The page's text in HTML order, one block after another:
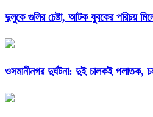
দুলুকে গুলির চেষ্টা, আটক যুবকের পরিচয়
ওসমানীনগর দুর্ঘটনা: দুই চালকই পলাতক,